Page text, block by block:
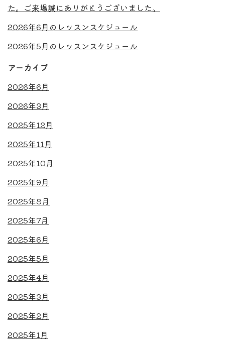
た。ご来場誠にありがとうございました。
2026年6月のレッスンスケジュール
2026年5月のレッスンスケジュール
アーカイブ
2026年6月
2026年3月
2025年12月
2025年11月
2025年10月
2025年9月
2025年8月
2025年7月
2025年6月
2025年5月
2025年4月
2025年3月
2025年2月
2025年1月